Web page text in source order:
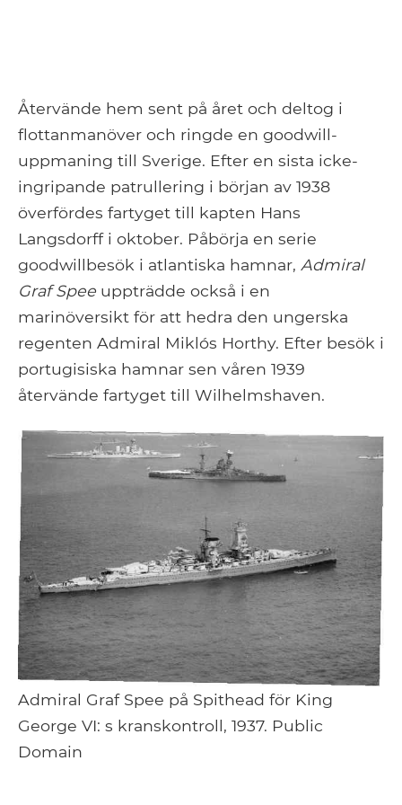
Återvände hem sent på året och deltog i
flottanmanöver och ringde en goodwill-
uppmaning till Sverige. Efter en sista icke-
ingripande patrullering i början av 1938
överfördes fartyget till kapten Hans
Langsdorff i oktober. Påbörja en serie
goodwillbesök i atlantiska hamnar, Admiral
Graf Spee uppträdde också i en
marinöversikt för att hedra den ungerska
regenten Admiral Miklós Horthy. Efter besök i
portugisiska hamnar sen våren 1939
återvände fartyget till Wilhelmshaven.
Admiral Graf Spee på Spithead för King
George VI: s kranskontroll, 1937. Public
Domain